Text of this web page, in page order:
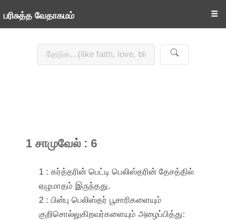
பரிசுத்த வேதாகமம் ☰
1 சாமுவேல் : 6
1 : கர்த்தரின் பெட்டி பெலிஸ்தரின் தேசத்தில்
ஏழுமாதம் இருந்தது.
2 : பின்பு பெலிஸ்தர் பூசாரிகளையும்
குறிசொல்லுகிறவர்களையும் அழைப்பித்து: